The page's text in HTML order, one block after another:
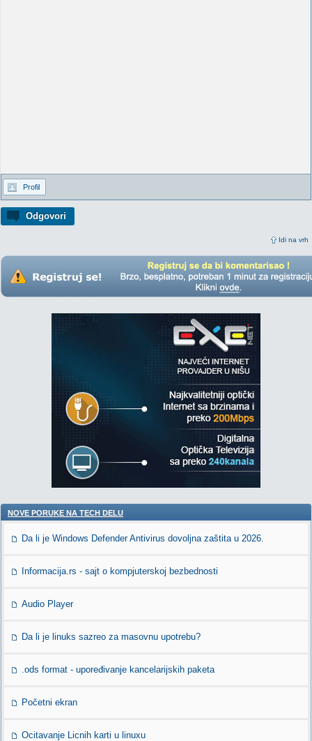
Odgovori
Idi na vrh
Profil
NOVE PORUKE NA TECH DELU
Da li je Windows Defender Antivirus dovoljna zaštita u 2026.
Informacija.rs - sajt o kompjuterskoj bezbednosti
Audio Player
Da li je linuks sazreo za masovnu upotrebu?
.ods format - upoređivanje kancelarijskih paketa
Početni ekran
Ocitavanje Licnih karti u linuxu